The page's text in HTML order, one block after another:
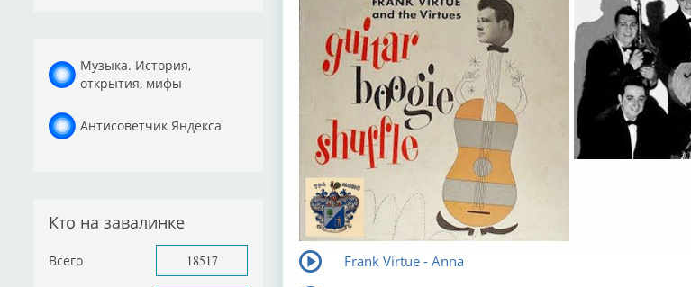
Музыка. История,
открытия, мифы
Антисоветчик Яндекса
Кто на завалинке
Всего 18517 Frank Virtue - Anna